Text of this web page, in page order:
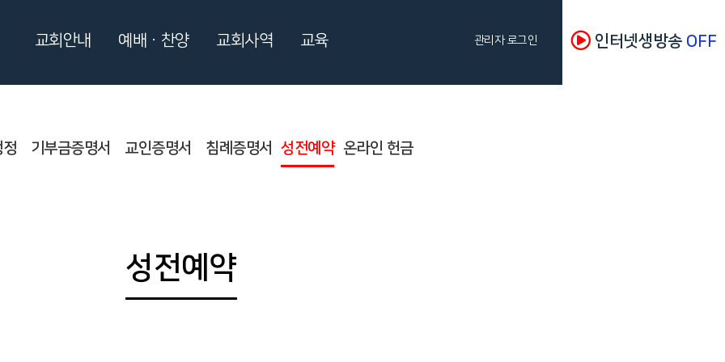
기부금증명서 교인증명서 침례증명서 성전예약 온라인 헌금
성전예약
교회안내 예배ㆍ찬양 교회사역 교육 관리자 로그인 인터넷생방송 OFF